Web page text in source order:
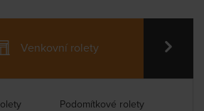
Venkovní rolety
Podomítkové rolety